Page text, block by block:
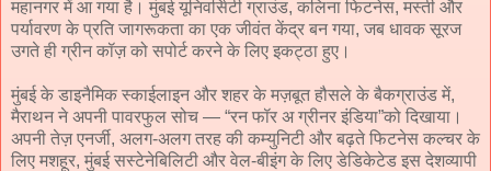
महानगर में आ गया है। मुंबई यूनिवर्सिटी ग्राउंड, कलिना फिटनेस, मस्ती और
पर्यावरण के प्रति जागरूकता का एक जीवंत केंद्र बन गया, जब धावक सूरज
उगते ही ग्रीन कॉज़ को सपोर्ट करने के लिए इकट्ठा हुए।
मुंबई के डाइनैमिक स्काईलाइन और शहर के मज़बूत हौसले के बैकग्राउंड में,
मैराथन ने अपनी पावरफुल सोच — “रन फॉर अ ग्रीनर इंडिया”को दिखाया।
अपनी तेज़ एनर्जी, अलग-अलग तरह की कम्युनिटी और बढ़ते फिटनेस कल्चर के
लिए मशहूर, मुंबई सस्टेनेबिलिटी और वेल-बीइंग के लिए डेडिकेटेड इस देशव्यापी